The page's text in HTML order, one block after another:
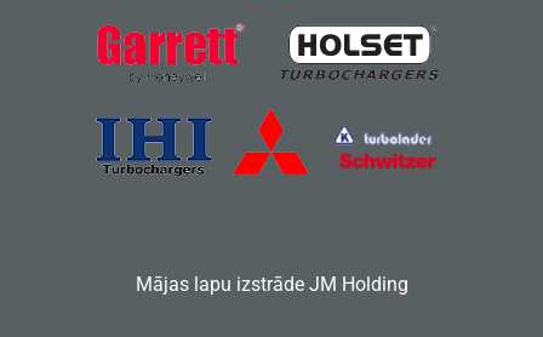
Mājas lapu izstrādeJM Holding